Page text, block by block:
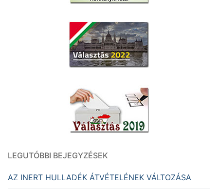
LEGUTÓBBI BEJEGYZÉSEK
AZ INERT HULLADÉK ÁTVÉTELÉNEK VÁLTOZÁSA